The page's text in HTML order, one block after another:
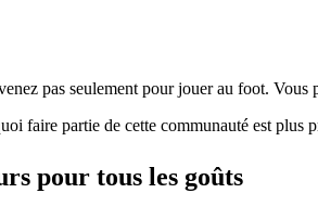
pas seulement pour jouer au foot.
faire partie de cette communauté est plus
pour tous les goûts